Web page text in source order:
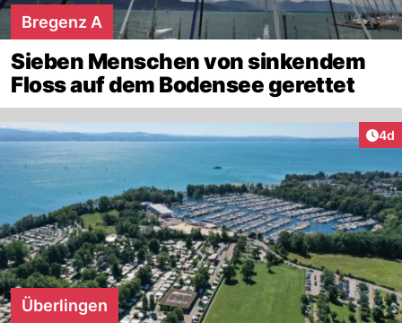
Bregenz A
Sieben Menschen von sinkendem
Floss auf dem Bodensee gerettet
4d
Überlingen